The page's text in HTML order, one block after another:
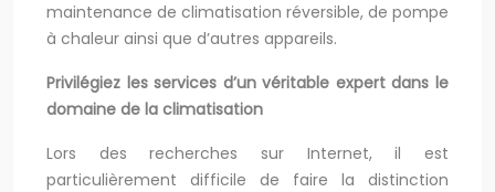
maintenance de climatisation réversible, de pompe
à chaleur ainsi que d’autres appareils.
Privilégiez les services d’un véritable expert dans le
domaine de la climatisation
Lors des recherches sur Internet, il est
particulièrement difficile de faire la distinction